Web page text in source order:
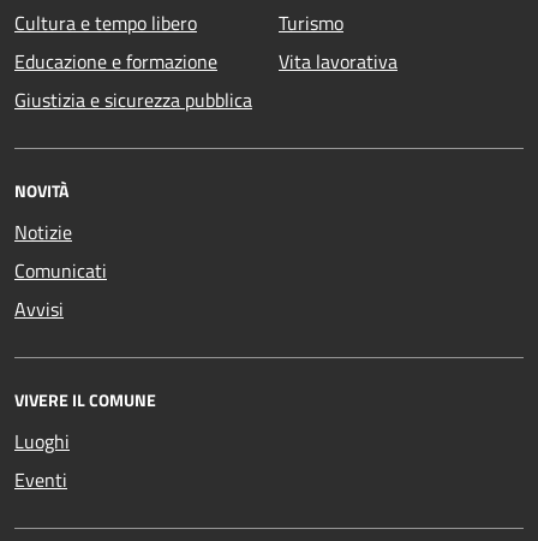
Cultura e tempo libero
Educazione e formazione
Giustizia e sicurezza pubblica
Turismo
Vita lavorativa
NOVITÀ
Notizie
Comunicati
Avvisi
VIVERE IL COMUNE
Luoghi
Eventi